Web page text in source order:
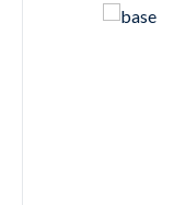
Гінекологія